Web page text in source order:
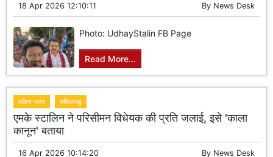
18 Apr 2026 12:10:11 By News Desk
Photo: UdhayStalin FB Page
Read More...
दक्षिण भारत तमिलनाडु
एमके स्टालिन ने परिसीमन विधेयक की प्रति जलाई, इसे 'काला
कानून' बताया
16 Apr 2026 10:14:20 By News Desk